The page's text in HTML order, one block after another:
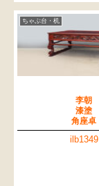
ちゃぶ台・机
李朝
漆塗
角座卓
ilb1349